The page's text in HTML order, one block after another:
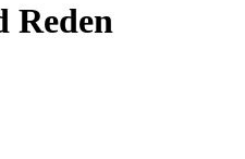
Reden